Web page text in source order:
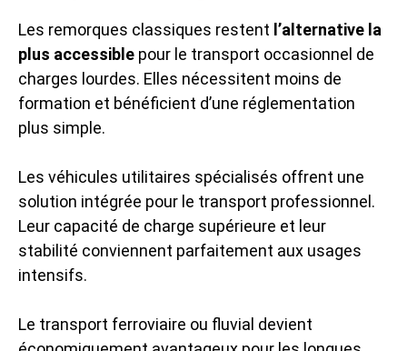
Les remorques classiques restent l’alternative la
plus accessible pour le transport occasionnel de
charges lourdes. Elles nécessitent moins de
formation et bénéficient d’une réglementation
plus simple.
Les véhicules utilitaires spécialisés offrent une
solution intégrée pour le transport professionnel.
Leur capacité de charge supérieure et leur
stabilité conviennent parfaitement aux usages
intensifs.
Le transport ferroviaire ou fluvial devient